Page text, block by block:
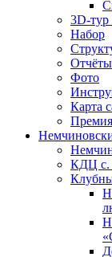
3D-
Набор
Фото
Карта
КДЦ с.